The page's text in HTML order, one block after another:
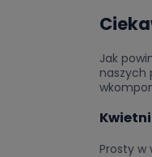
Jak
naszych
Prosty w